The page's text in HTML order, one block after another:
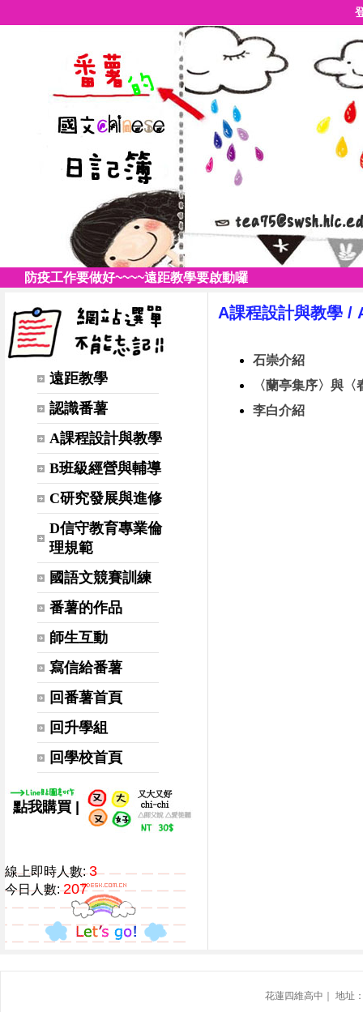
防疫工作要做好~~~~遠距教學要啟動囉
遠距教學
認識番薯
A課程設計與教學
B班級經營與輔導
C研究發展與進修
D信守教育專業倫
理規範
國語文競賽訓練
番薯的作品
師生互動
寫信給番薯
回番薯首頁
回升學組
回學校首頁
點我購買 |
線上即時人數:3
今日人數:207
A課程設計與教學 /
石崇介紹
〈蘭亭集序〉與
李白介紹
花蓮四維高中｜ 地址